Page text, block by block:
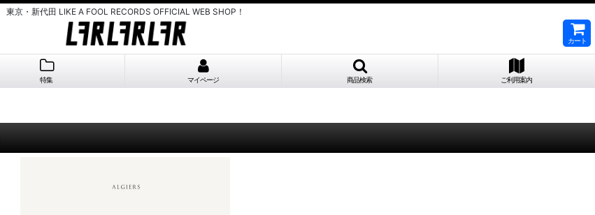
東京・新代田 LIKE A FOOL RECORDS OFFICIAL WEB SHOP！
カート
特集 マイページ 商品検索 ご利用案内